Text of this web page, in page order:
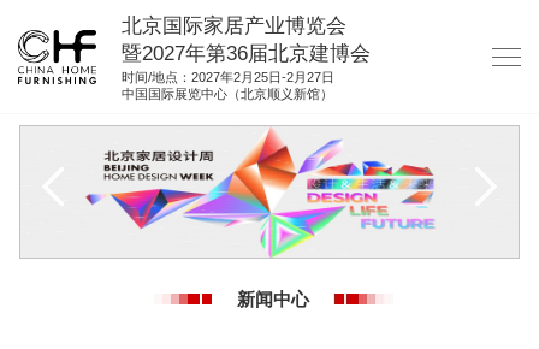
北京国际家居产业博览会
暨2027年第36届北京建博会
时间/地点：2027年2月25日-2月27日
中国国际展览中心（北京顺义新馆）
新闻中心